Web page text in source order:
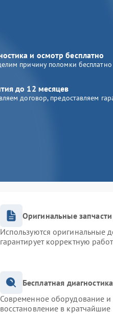
и осмотр бесплатно
причину поломки бесплатно
до 12 месяцев
договор, предоставляем
Оригинальные
Используются оригинальные
гарантирует корректную
Бесплатная
Современное оборудование и
восстановление в